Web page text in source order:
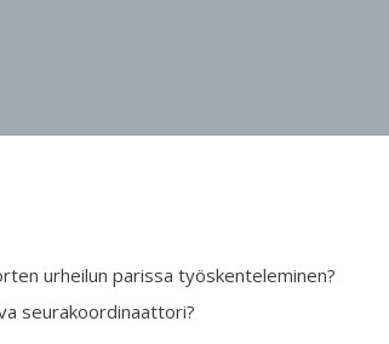
urheilun parissa työskenteleminen?
seurakoordinaattori?